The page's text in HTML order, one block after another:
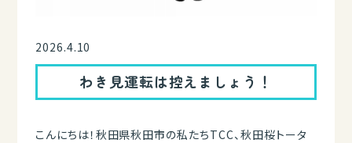
2026.4.10
わき見運転は控えましょう！
こんにちは！秋田県秋田市の私たちTCC、秋田桜トータ